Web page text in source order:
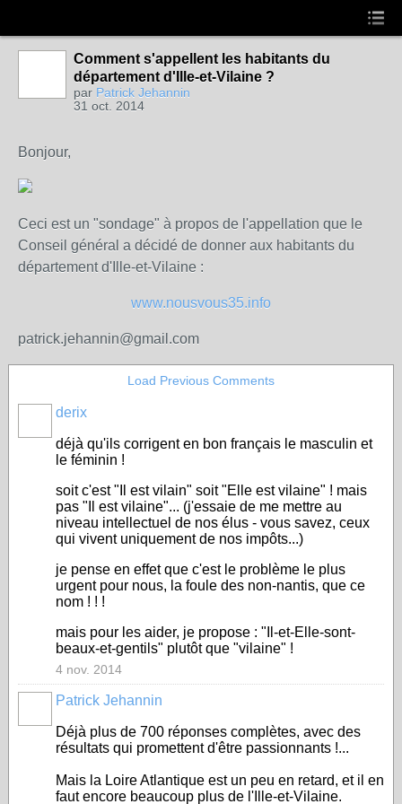
Comment s'appellent les habitants du
département d'Ille-et-Vilaine ?
par Patrick Jehannin
31 oct. 2014
Bonjour,
Ceci est un "sondage" à propos de l'appellation que le
Conseil général a décidé de donner aux habitants du
département d'Ille-et-Vilaine :
www.nousvous35.info
patrick.jehannin@gmail.com
Load Previous Comments
derix
déjà qu'ils corrigent en bon français le masculin et
le féminin !
soit c'est "Il est vilain" soit "Elle est vilaine" ! mais
pas "Il est vilaine"... (j'essaie de me mettre au
niveau intellectuel de nos élus - vous savez, ceux
qui vivent uniquement de nos impôts...)
je pense en effet que c'est le problème le plus
urgent pour nous, la foule des non-nantis, que ce
nom ! ! !
mais pour les aider, je propose : "Il-et-Elle-sont-
beaux-et-gentils" plutôt que "vilaine" !
4 nov. 2014
Patrick Jehannin
Déjà plus de 700 réponses complètes, avec des
résultats qui promettent d'être passionnants !...
Mais la Loire Atlantique est un peu en retard, et il en
faut encore beaucoup plus de l'Ille-et-Vilaine.